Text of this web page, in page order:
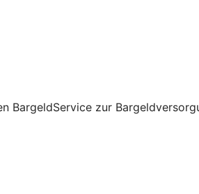
BargeldService zur